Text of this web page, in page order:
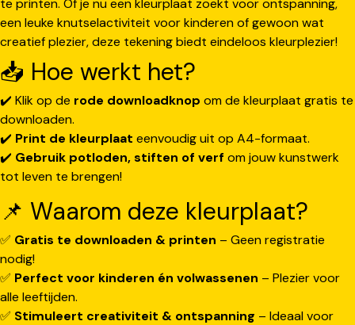
te printen. Of je nu een kleurplaat zoekt voor ontspanning,
een leuke knutselactiviteit voor kinderen of gewoon wat
creatief plezier, deze tekening biedt eindeloos kleurplezier!
📥 Hoe werkt het?
✔️ Klik op de rode downloadknop om de kleurplaat gratis te
downloaden.
✔️ Print de kleurplaat eenvoudig uit op A4-formaat.
✔️ Gebruik potloden, stiften of verf om jouw kunstwerk
tot leven te brengen!
📌 Waarom deze kleurplaat?
✅ Gratis te downloaden & printen – Geen registratie
nodig!
✅ Perfect voor kinderen én volwassenen – Plezier voor
alle leeftijden.
✅ Stimuleert creativiteit & ontspanning – Ideaal voor